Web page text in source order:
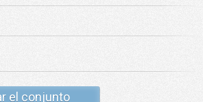
el conjunto